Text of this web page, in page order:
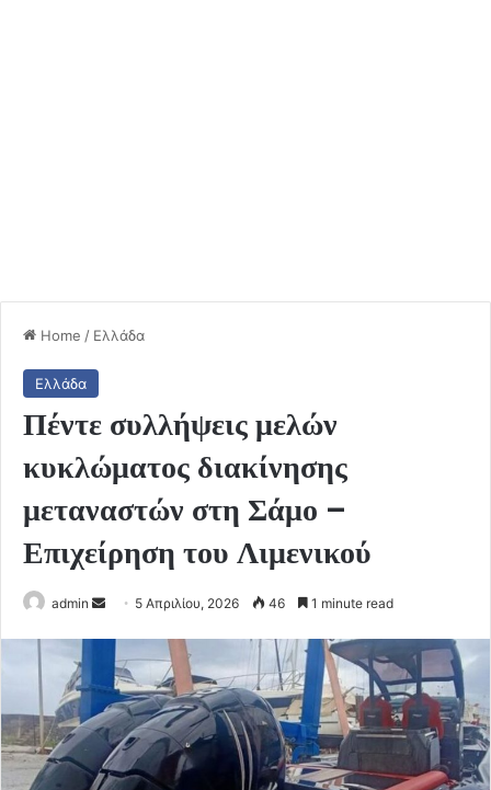
Home / Ελλάδα
Ελλάδα
Πέντε συλλήψεις μελών
κυκλώματος διακίνησης
μεταναστών στη Σάμο –
Επιχείρηση του Λιμενικού
admin
Send
email
5 Απριλίου, 2026 46 1 minute read